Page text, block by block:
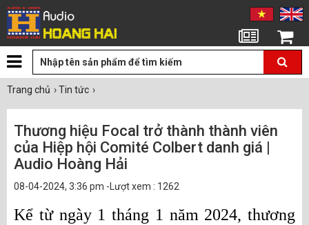
Giỏ hàng
Trang chủ ›Tin tức ›
Thương hiệu Focal trở thành thành viên
của Hiệp hội Comité Colbert danh giá |
Audio Hoàng Hải
08-04-2024, 3:36 pm -Lượt xem : 1262
Kể từ ngày 1 tháng 1 năm 2024, thương